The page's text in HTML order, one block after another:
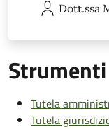
Dott.ssa
Tutela
Tutela